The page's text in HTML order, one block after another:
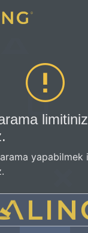
yapabilmek